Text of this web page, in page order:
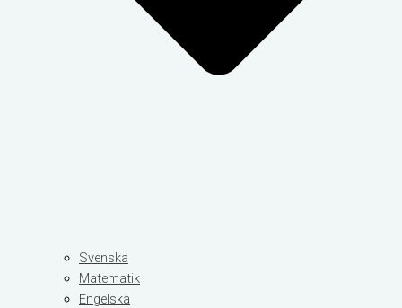
Svenska
Matematik
Engelska